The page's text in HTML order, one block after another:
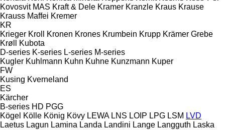
Kovosvit MAS Kraft & Dele Kramer Kranzle Kraus Krause
Krauss Maffei Kremer
KR
Krieger Kroll Kronen Krones Krumbein Krupp Krämer Grebe
Krøll
Kubota
D-series K-series L-series M-series
Kugler Kuhlmann Kuhn Kuhne Kunzmann Kuper
FW
Kusing Kverneland
ES
Kärcher
B-series HD PGG
Kögel Kölle König Kövy LEWA LNS LOIP LPG LSM LVD
Laetus Lagun Lamina Landa Landini Lange Langguth Laska